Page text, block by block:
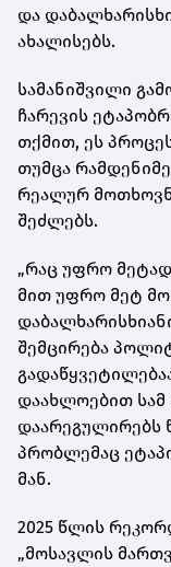
და
ახალისებს.
სამანიშვილი
ჩარევის
თქმით, ეს
თუმცა
რეალურ
შეძლებს.
„რაც უფრო
მით უფრო მეტ
შემცირება
დაახლოებით სამ
დაარეგულირებს
პრობლემაც
მან.
2025 წლის
„მოსავლის